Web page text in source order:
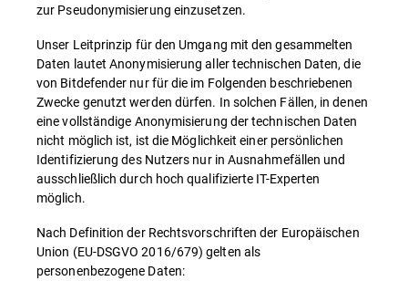
zur Pseudonymisierung einzusetzen.
Unser Leitprinzip für den Umgang mit den gesammelten
Daten lautet Anonymisierung aller technischen Daten, die
von Bitdefender nur für die im Folgenden beschriebenen
Zwecke genutzt werden dürfen. In solchen Fällen, in denen
eine vollständige Anonymisierung der technischen Daten
nicht möglich ist, ist die Möglichkeit einer persönlichen
Identifizierung des Nutzers nur in Ausnahmefällen und
ausschließlich durch hoch qualifizierte IT-Experten
möglich.
Nach Definition der Rechtsvorschriften der Europäischen
Union (EU-DSGVO 2016/679) gelten als
personenbezogene Daten: